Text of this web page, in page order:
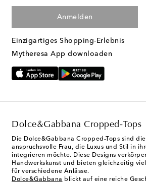
Anmelden
Einzigartiges Shopping-Erlebnis
Mytheresa App downloaden
Dolce&Gabbana Cropped-Tops
Die Dolce&Gabbana Cropped-Tops sind
anspruchsvolle Frau, die Luxus und Stil in
integrieren möchte. Diese Designs
Handwerkskunst und bieten gleichzeitig
für verschiedene Anlässe.
Dolce&Gabbana blickt auf eine reiche